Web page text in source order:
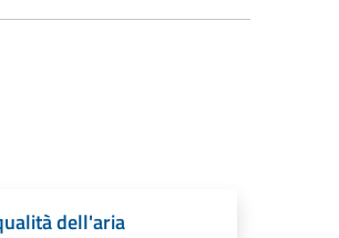
dell'aria